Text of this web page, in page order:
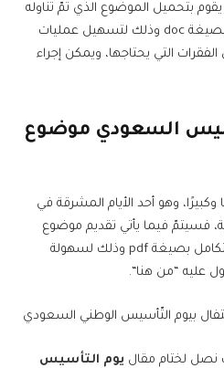
يقوم بتحميل الموضوع الذي تمّ تناوله
عن يوم التأسيس السعودس بصيغة doc وذلك لتسهيل عمليات
التي يحتاجها، ويمكن إجراء
السعودي موضوع
وهو أحد الأيام المشرقة في
فسيتمّ فيما يأتي تقديم موضوع
عن يوم التأسيس السعودي متكامل بصيغة pdf وذلك لسهولة
عليه “من هنا“.
بيوم التّأسيس الوطني السعودي
نصل لختام مقال يوم التأسيس